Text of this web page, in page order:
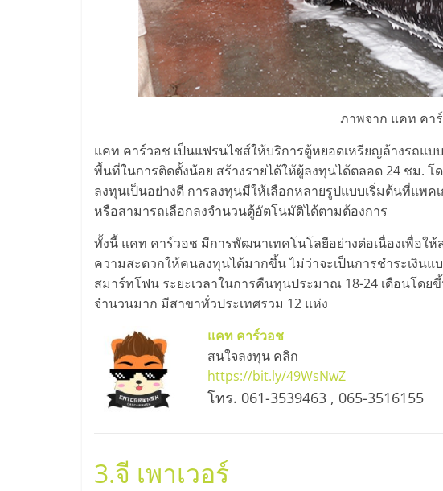
ที่
ปรึกษา
การ
ลงทุน
และ
ขยาย
สา
ขา
ภาพจาก แคท คา
แคท คาร์วอช เป็นแฟรนไชส์ให้บริการตู้หยอดเหรียญล้างรถแ
พื้นที่ในการติดตั้งน้อย สร้างรายได้ให้ผู้ลงทุนได้ตลอด 24 ชม.
ลงทุนเป็นอย่างดี การลงทุนมีให้เลือกหลายรูปแบบเริ่มต้นที่แพค
หรือสามารถเลือกลงจำนวนตู้อัตโนมัติได้ตามต้องการ
ทั้งนี้ แคท คาร์วอช มีการพัฒนาเทคโนโลยีอย่างต่อเนื่องเพื่อใ
ความสะดวกให้คนลงทุนได้มากขึ้น ไม่ว่าจะเป็นการชำระเงินแ
สมาร์ทโฟน ระยะเวลาในการคืนทุนประมาณ 18-24 เดือนโด
จำนวนมาก มีสาขาทั่วประเทศรวม 12 แห่ง
แคท คาร์วอช
สนใจลงทุน คลิก
https://bit.ly/49WsNwZ
โทร. 061-3539463 , 065-3516155
3.จี เพาเวอร์